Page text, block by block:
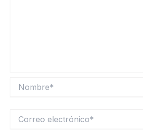
electrónico*